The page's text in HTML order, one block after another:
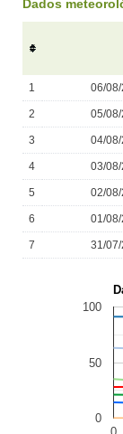
Dados
#
1 06/
2 05/
3 04/
4 03/
5 02/
6 01/
7 31/
0
50
100